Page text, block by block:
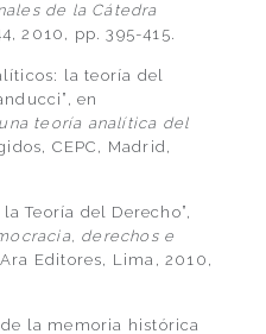
de la Cátedra
2010, pp. 395-415.
la teoría del
en
teoría analítica del
CEPC, Madrid,
Teoría del Derecho”,
derechos e
Editores, Lima, 2010,
la memoria histórica